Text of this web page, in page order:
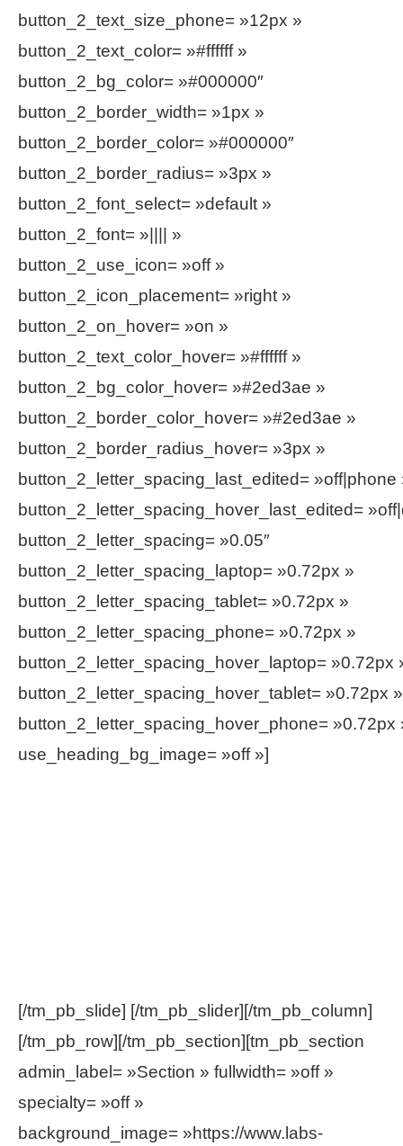
button_2_text_size_phone= »12px »
button_2_text_color= »#ffffff »
button_2_bg_color= »#000000″
button_2_border_width= »1px »
button_2_border_color= »#000000″
button_2_border_radius= »3px »
button_2_font_select= »default »
button_2_font= »|||| »
button_2_use_icon= »off »
button_2_icon_placement= »right »
button_2_on_hover= »on »
button_2_text_color_hover= »#ffffff »
button_2_bg_color_hover= »#2ed3ae »
button_2_border_color_hover= »#2ed3ae »
button_2_border_radius_hover= »3px »
button_2_letter_spacing_last_edited= »off|phone
button_2_letter_spacing_hover_last_edited=
button_2_letter_spacing= »0.05″
button_2_letter_spacing_laptop= »0.72px »
button_2_letter_spacing_tablet= »0.72px »
button_2_letter_spacing_phone= »0.72px »
button_2_letter_spacing_hover_laptop= »0.72px
button_2_letter_spacing_hover_tablet= »0.72px »
button_2_letter_spacing_hover_phone= »0.72px
use_heading_bg_image= »off »]
[/tm_pb_slide] [/tm_pb_slider][/tm_pb_column]
[/tm_pb_row][/tm_pb_section][tm_pb_section
admin_label= »Section » fullwidth= »off »
specialty= »off »
background_image= »https://www.labs-